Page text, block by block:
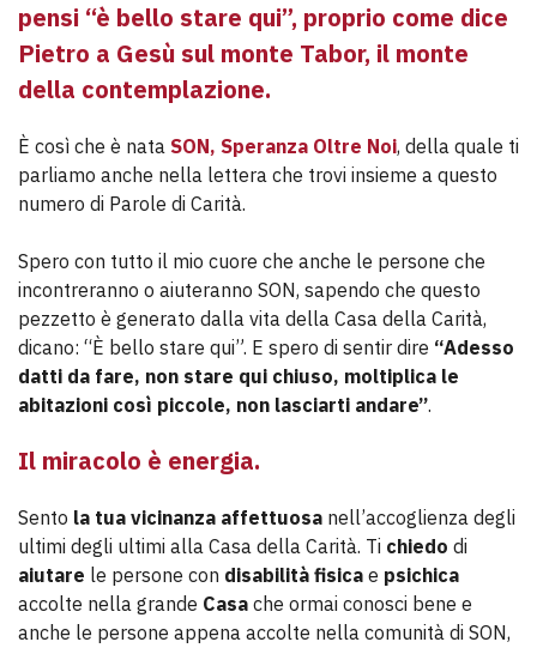
pensi “è bello stare qui”, proprio come dice
Pietro a Gesù sul monte Tabor, il monte
della contemplazione.
È così che è nata SON, Speranza Oltre Noi, della quale ti
parliamo anche nella lettera che trovi insieme a questo
numero di Parole di Carità.
Spero con tutto il mio cuore che anche le persone che
incontreranno o aiuteranno SON, sapendo che questo
pezzetto è generato dalla vita della Casa della Carità,
dicano: “È bello stare qui”. E spero di sentir dire “Adesso
datti da fare, non stare qui chiuso, moltiplica le
abitazioni così piccole, non lasciarti andare”.
Il miracolo è energia.
Sento la tua vicinanza affettuosa nell’accoglienza degli
ultimi degli ultimi alla Casa della Carità. Ti chiedo di
aiutare le persone con disabilità fisica e psichica
accolte nella grande Casa che ormai conosci bene e
anche le persone appena accolte nella comunità di SON,